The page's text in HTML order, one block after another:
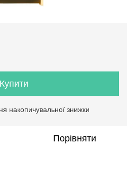
Купити
накопичувальної знижки
Порівняти